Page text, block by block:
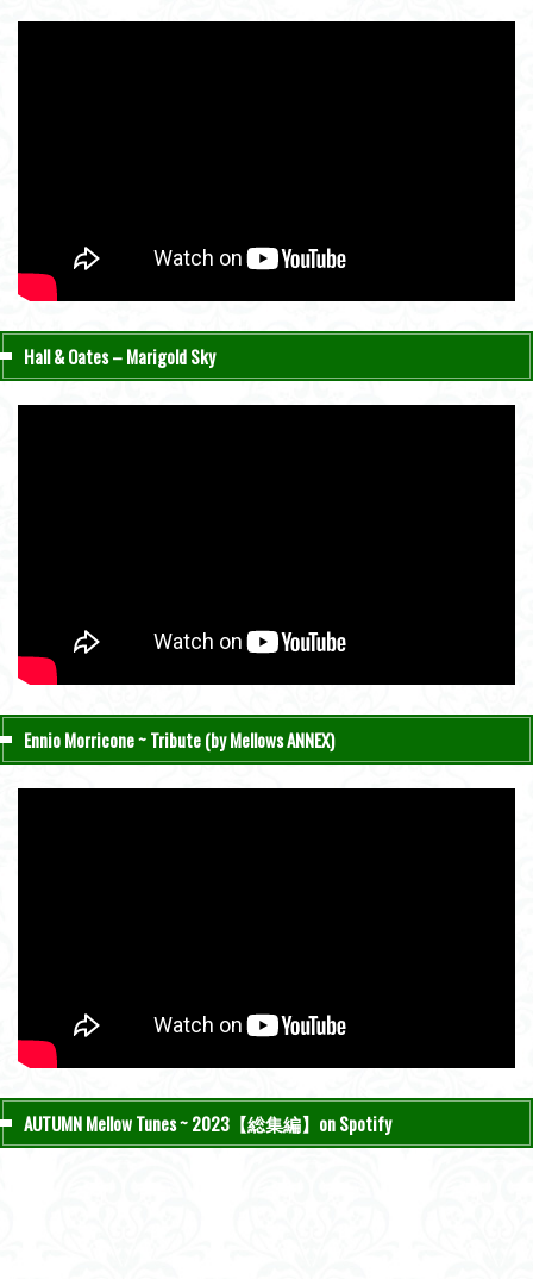
Hall & Oates – Marigold Sky
Ennio Morricone ~ Tribute (by Mellows ANNEX)
AUTUMN Mellow Tunes ~ 2023【総集編】on Spotify